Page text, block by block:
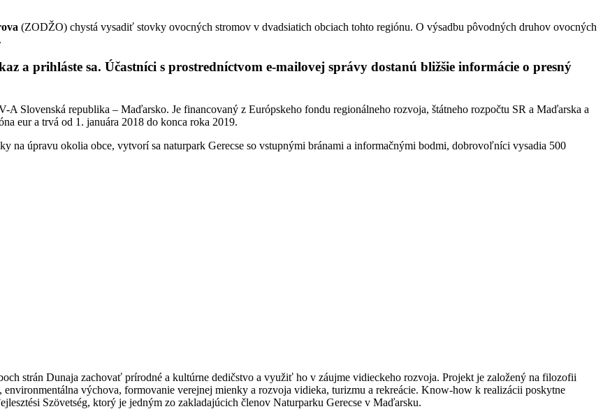
(ZODŽO) chystá vysadiť stovky ovocných stromov v dvadsiatich obciach tohto regiónu. O výsadbu pôvodných druhov ovocných
a prihláste sa. Účastníci s prostredníctvom e-mailovej správy dostanú bližšie informácie o presný
Slovenská republika – Maďarsko. Je financovaný z Európskeho fondu regionálneho rozvoja, štátneho rozpočtu SR a Maďarska a
eur a trvá od 1. januára 2018 do konca roka 2019.
na úpravu okolia obce, vytvorí sa naturpark Gerecse so vstupnými bránami a informačnými bodmi, dobrovoľníci vysadia 500
strán Dunaja zachovať prírodné a kultúrne dedičstvo a využiť ho v záujme vidieckeho rozvoja. Projekt je založený na filozofii
výchova, formovanie verejnej mienky a rozvoja vidieka, turizmu a rekreácie. Know-how k realizácii poskytne
Szövetség, ktorý je jedným zo zakladajúcich členov Naturparku Gerecse v Maďarsku.